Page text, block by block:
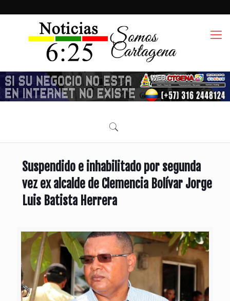
Suspendido e inhabilitado por segunda
vez ex alcalde de Clemencia Bolívar Jorge
Luis Batista Herrera